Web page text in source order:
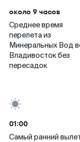
около 9 часов
Среднее время
перелета из
Минеральных Вод
Владивосток без
пересадок
01:00
Самый ранний